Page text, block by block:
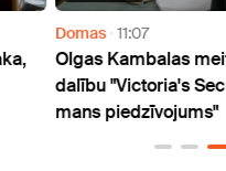
Domas 11:07
Olgas Kambalas
dalību "Victoria's
mans piedzīvojums"